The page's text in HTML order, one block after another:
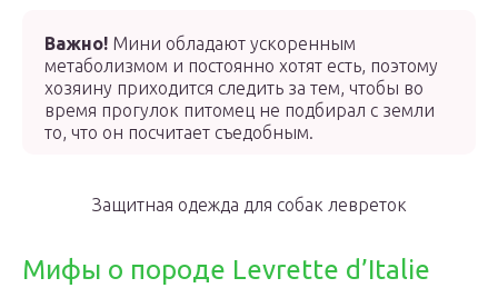
Важно! Мини обладают ускоренным
метаболизмом и постоянно хотят есть, поэтому
хозяину приходится следить за тем, чтобы во
время прогулок питомец не подбирал с земли
то, что он посчитает съедобным.
Защитная одежда для собак левреток
Мифы о породе Levrette d’Italie